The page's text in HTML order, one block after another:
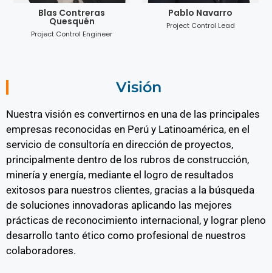
Blas Contreras
Quesquén
Project Control Engineer
Pablo Navarro
Project Control Lead
Visión
Nuestra visión es convertirnos en una de las principales
empresas reconocidas en Perú y Latinoamérica, en el
servicio de consultoría en dirección de proyectos,
principalmente dentro de los rubros de construcción,
minería y energía, mediante el logro de resultados
exitosos para nuestros clientes, gracias a la búsqueda
de soluciones innovadoras aplicando las mejores
prácticas de reconocimiento internacional, y lograr pleno
desarrollo tanto ético como profesional de nuestros
colaboradores.